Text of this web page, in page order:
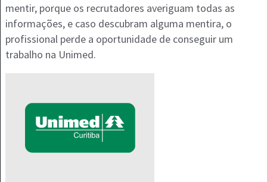
mentir, porque os recrutadores averiguam todas as
informações, e caso descubram alguma mentira, o
profissional perde a oportunidade de conseguir um
trabalho na Unimed.